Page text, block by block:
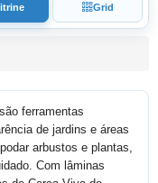
Grid
ferramentas
de jardins e áreas
arbustos e plantas,
Com lâminas